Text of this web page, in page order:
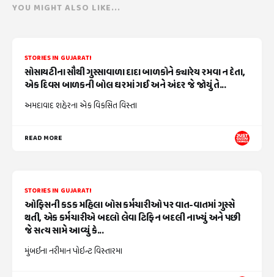
YOU MIGHT ALSO LIKE...
STORIES IN GUJARATI
સોસાયટીના સૌથી ગુસ્સાવાળા દાદા બાળકોને ક્યારેય રમવા ન દેતા,
એક દિવસ બાળકની બોલ ઘરમાં ગઈ અને અંદર જે જોયું તે...
અમદાવાદ શહેરના એક વિકસિત વિસ્તા
READ MORE
STORIES IN GUJARATI
ઓફિસની કડક મહિલા બોસ કર્મચારીઓ પર વાત-વાતમાં ગુસ્સે
થતી, એક કર્મચારીએ બદલો લેવા ટિફિન બદલી નાખ્યું અને પછી
જે સત્ય સામે આવ્યું કે...
મુંબઈના નરીમાન પોઇન્ટ વિસ્તારમા